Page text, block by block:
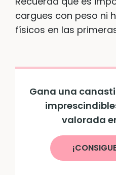
cargues con peso ni
físicos en las
Gana una
valorada